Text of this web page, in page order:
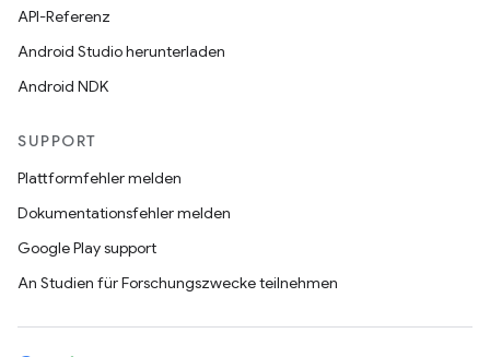
API-Referenz
Android Studio herunterladen
Android NDK
SUPPORT
Plattformfehler melden
Dokumentationsfehler melden
Google Play support
An Studien für Forschungszwecke teilnehmen